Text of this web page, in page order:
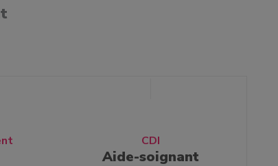
CDI
Aide-soignant